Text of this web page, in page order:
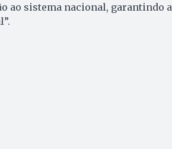
ao sistema nacional, garantindo a